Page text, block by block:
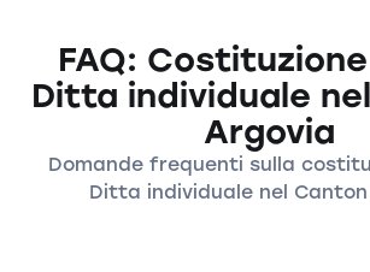
FAQ:
Ditta individuale
Argovia
Domande frequenti sulla
Ditta individuale nel